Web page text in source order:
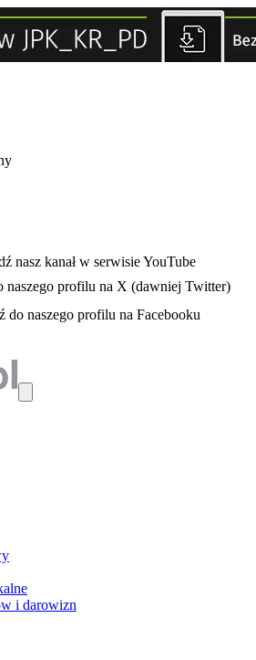
w nowej karcie
się w nowej karcie
nasz kanał w serwisie YouTube
karcie
naszego profilu na X (dawniej Twitter)
się w nowej karcie
do naszego profilu na Facebooku
i darowizn